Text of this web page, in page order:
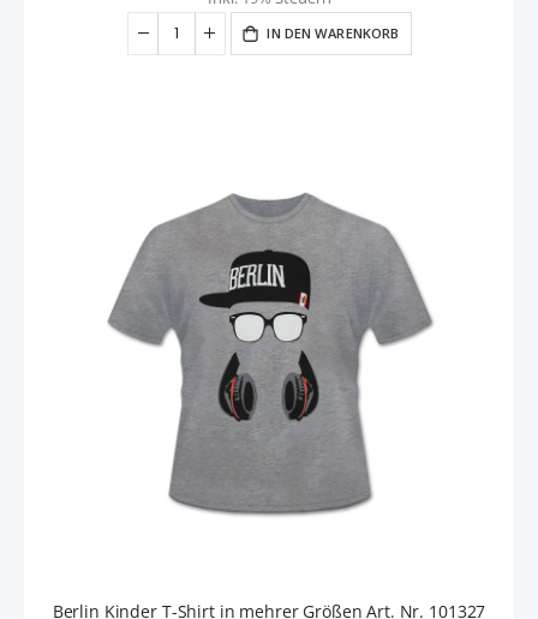
IN DEN WARENKORB
Berlin Kinder T-Shirt in mehrer Größen Art. Nr. 101327